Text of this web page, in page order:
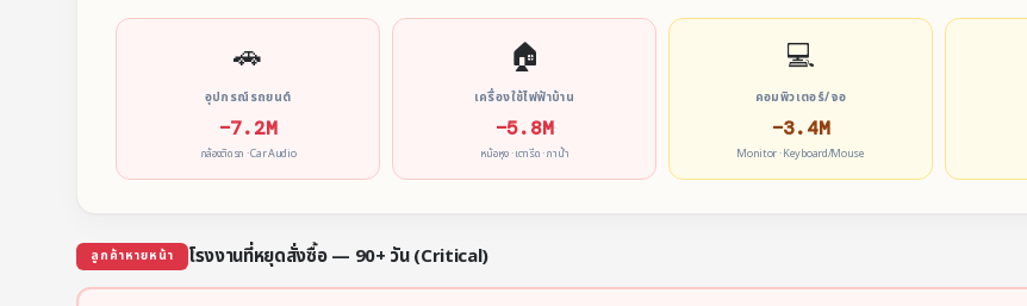
🚗
อุปกรณ์รถยนต์
−7.2M
กล้องติดรถ · Car Audio
🏠
เครื่องใช้ไฟฟ้าบ้าน
−5.8M
หม้อหุง · เตารีด · กาน้ำ
💻
คอมพิวเตอร์/จอ
−3.4M
Monitor · Keyboard/Mouse
ลูกค้าหายหน้า โรงงานที่หยุดสั่งซื้อ — 90+ วัน (Critical)